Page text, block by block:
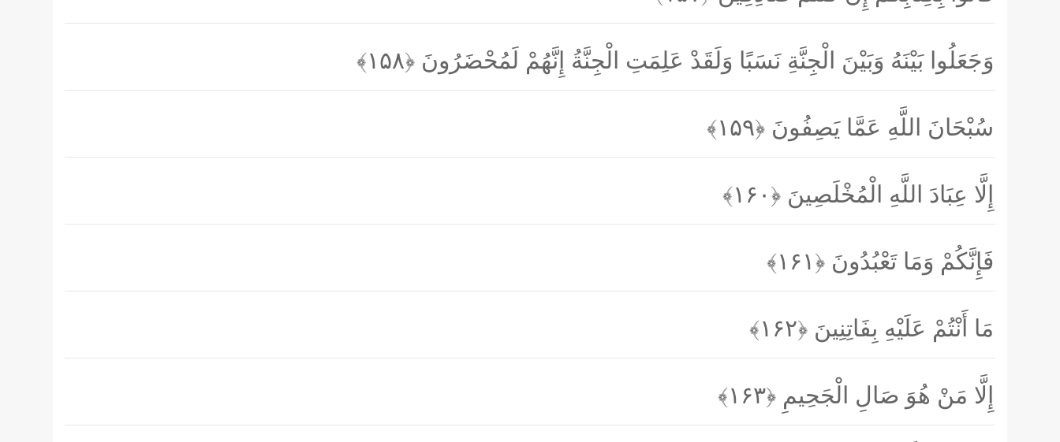
وَجَعَلُوا بَيْنَهُ وَبَيْنَ الْجِنَّةِ نَسَبًا وَلَقَدْ عَلِمَتِ الْجِنَّةُ إِنَّهُمْ لَمُحْضَرُونَ ﴿۱۵۸﴾
سُبْحَانَ اللَّهِ عَمَّا يَصِفُونَ ﴿۱۵۹﴾
إِلَّا عِبَادَ اللَّهِ الْمُخْلَصِينَ ﴿۱۶۰﴾
فَإِنَّكُمْ وَمَا تَعْبُدُونَ ﴿۱۶۱﴾
مَا أَنْتُمْ عَلَيْهِ بِفَاتِنِينَ ﴿۱۶۲﴾
إِلَّا مَنْ هُوَ صَالِ الْجَحِيمِ ﴿۱۶۳﴾